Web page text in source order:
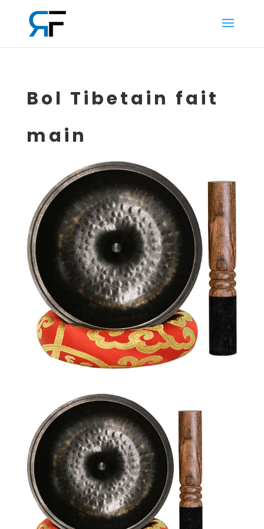
Bol Tibetain fait
main